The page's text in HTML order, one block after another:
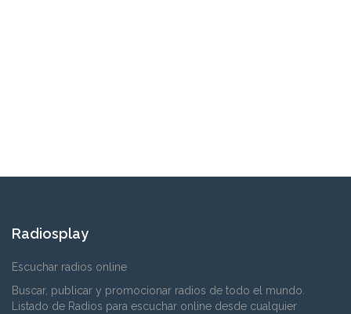
Radiosplay
Escuchar radios online
Buscar, publicar y promocionar radios de todo el mundo.
Listado de Radios para escuchar online desde cualquier